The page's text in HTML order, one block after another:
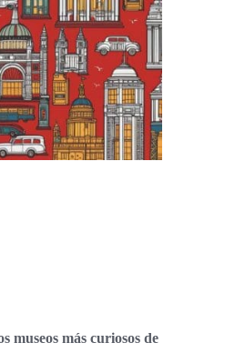
museos más curiosos de